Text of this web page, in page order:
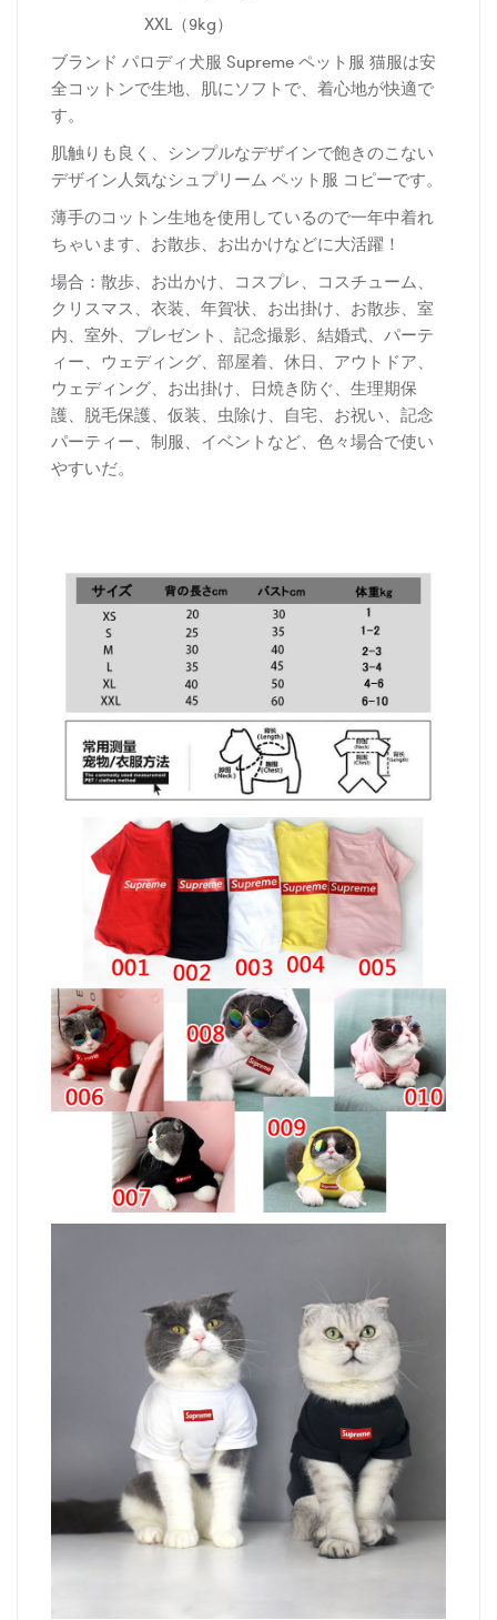
XXL（9kg）
ブランド パロディ犬服 Supreme ペット服 猫服は安
全コットンで生地、肌にソフトで、着心地が快適で
す。
肌触りも良く、シンプルなデザインで飽きのこない
デザイン人気なシュプリーム ペット服 コピーです。
薄手のコットン生地を使用しているので一年中着れ
ちゃいます、お散歩、お出かけなどに大活躍！
場合：散歩、お出かけ、コスプレ、コスチューム、
クリスマス、衣装、年賀状、お出掛け、お散歩、室
内、室外、プレゼント、記念撮影、結婚式、パーテ
ィー、ウェディング、部屋着、休日、アウトドア、
ウェディング、お出掛け、日焼き防ぐ、生理期保
護、脱毛保護、仮装、虫除け、自宅、お祝い、記念
パーティー、制服、イベントなど、色々場合で使い
やすいだ。